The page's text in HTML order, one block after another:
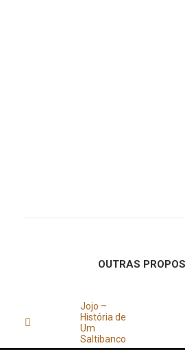
OUTRAS
Jojo –
História de
Um
Saltibanco